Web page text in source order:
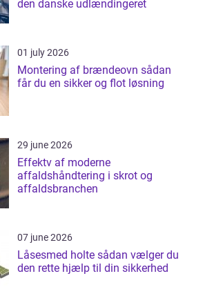
den danske udlændingeret
01 july 2026
Montering af brændeovn sådan
får du en sikker og flot løsning
29 june 2026
Effektv af moderne
affaldshåndtering i skrot og
affaldsbranchen
07 june 2026
Låsesmed holte sådan vælger du
den rette hjælp til din sikkerhed